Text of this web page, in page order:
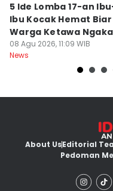
5 Ide Lomba 17-an
Ibu Kocak Hemat Biar
Warga Ketawa
Pas Hari Kemerdekaan
08 Agu 2026, 11:09 WIB
News
About UsEditorial
Pedoman